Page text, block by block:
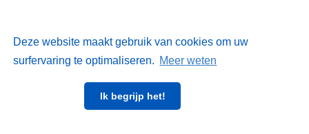
Deze website maakt gebruik van cookies om uw
surfervaring te optimaliseren. Meer weten
Ik begrijp het!